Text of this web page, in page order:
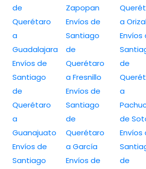
de
Querétaro
a
Guadalajara
Envíos de
Santiago
de
Querétaro
a
Guanajuato
Envíos de
Santiago
Zapopan
Envíos de
Santiago
de
Querétaro
a Fresnillo
Envíos de
Santiago
de
Querétaro
a García
Envíos de
a
Envíos
de
a
de
Envíos
de